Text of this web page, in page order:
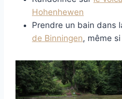
Hohenhewen
Prendre un bain dans
de Binningen, même